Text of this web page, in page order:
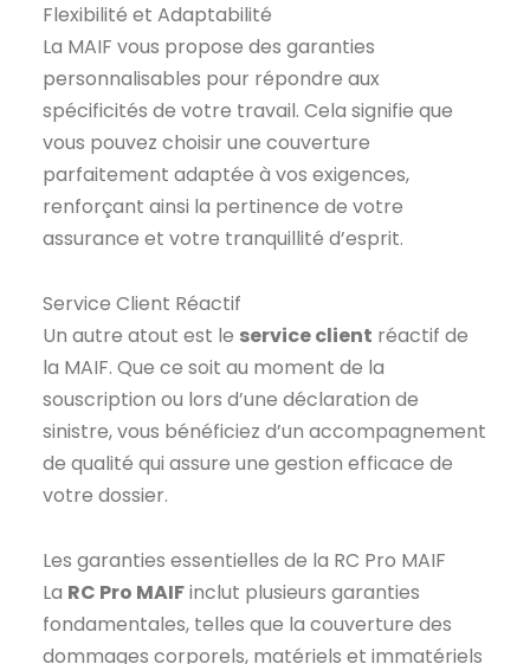
Flexibilité et Adaptabilité
La MAIF vous propose des garanties
personnalisables pour répondre aux
spécificités de votre travail. Cela signifie que
vous pouvez choisir une couverture
parfaitement adaptée à vos exigences,
renforçant ainsi la pertinence de votre
assurance et votre tranquillité d’esprit.
Service Client Réactif
Un autre atout est le service client réactif de
la MAIF. Que ce soit au moment de la
souscription ou lors d’une déclaration de
sinistre, vous bénéficiez d’un accompagnement
de qualité qui assure une gestion efficace de
votre dossier.
Les garanties essentielles de la RC Pro MAIF
La RC Pro MAIFinclut plusieurs garanties
fondamentales, telles que la couverture des
dommages corporels, matériels et immatériels